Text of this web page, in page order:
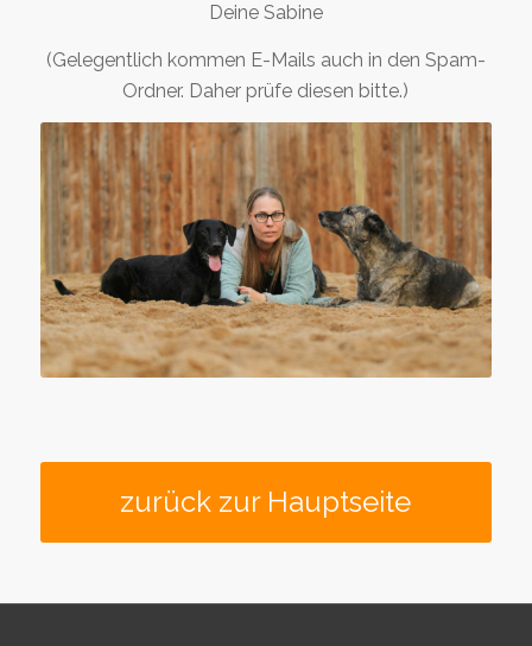
Deine Sabine
(Gelegentlich kommen E-Mails auch in den Spam-
Ordner. Daher prüfe diesen bitte.)
zurück zur Hauptseite